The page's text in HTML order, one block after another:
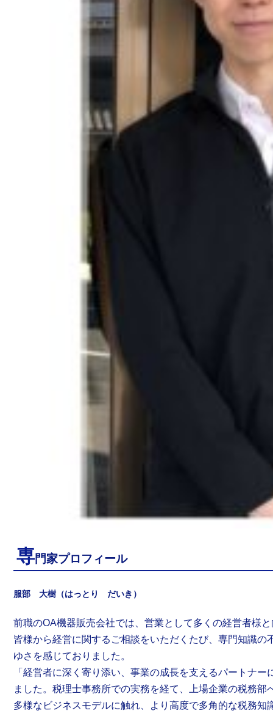
専門家プロフィール
服部 大樹（はっとり だいき）
前職のOA機器販売会社では、営業として多くの経営者様
皆様から経営に関するご相談をいただくたび、専門知識
ゆさを感じておりました。
「経営者に深く寄り添い、事業の成長を支えるパートナ
ました。税理士事務所での実務を経て、上場企業の税務部
多様なビジネスモデルに触れ、より高度で多角的な税務